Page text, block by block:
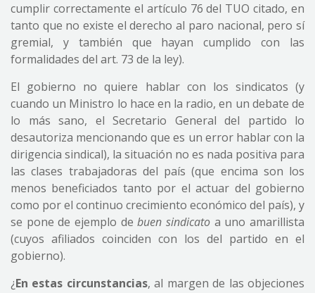
cumplir correctamente el artículo 76 del TUO citado, en
tanto que no existe el derecho al paro nacional, pero sí
gremial, y también que hayan cumplido con las
formalidades del art. 73 de la ley).
El gobierno no quiere hablar con los sindicatos (y
cuando un Ministro lo hace en la radio, en un debate de
lo más sano, el Secretario General del partido lo
desautoriza mencionando que es un error hablar con la
dirigencia sindical), la situación no es nada positiva para
las clases trabajadoras del país (que encima son los
menos beneficiados tanto por el actuar del gobierno
como por el continuo crecimiento económico del país), y
se pone de ejemplo debuen sindicato a uno amarillista
(cuyos afiliados coinciden con los del partido en el
gobierno).
¿En estas circunstancias, al margen de las objeciones